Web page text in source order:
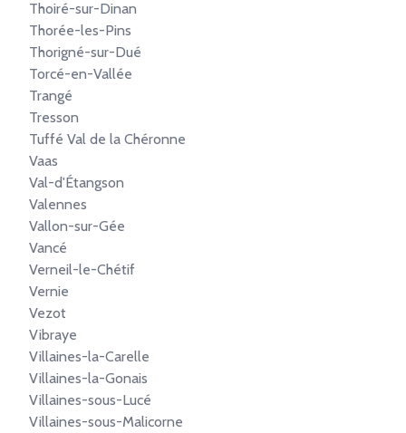
Thoiré-sur-Dinan
Thorée-les-Pins
Thorigné-sur-Dué
Torcé-en-Vallée
Trangé
Tresson
Tuffé Val de la Chéronne
Vaas
Val-d'Étangson
Valennes
Vallon-sur-Gée
Vancé
Verneil-le-Chétif
Vernie
Vezot
Vibraye
Villaines-la-Carelle
Villaines-la-Gonais
Villaines-sous-Lucé
Villaines-sous-Malicorne